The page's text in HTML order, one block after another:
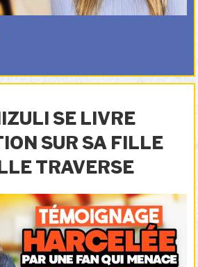
SE LIVRE
SUR SA FILLE
TRAVERSE